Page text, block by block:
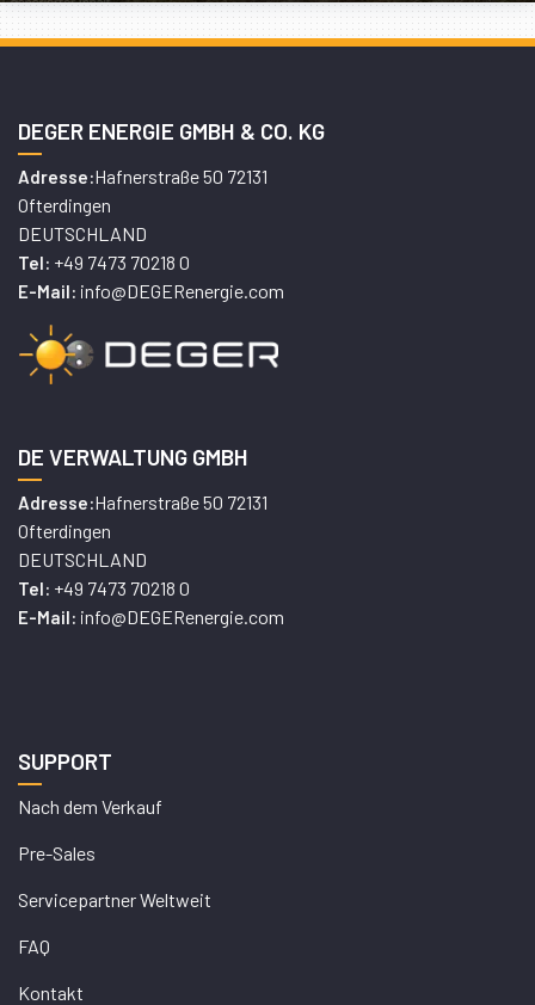
DEGER ENERGIE GMBH & CO. KG
Adresse:Hafnerstraße 50 72131
Ofterdingen
DEUTSCHLAND
Tel: +49 7473 70218 0
E-Mail: info@DEGERenergie.com
DE VERWALTUNG GMBH
Adresse:Hafnerstraße 50 72131
Ofterdingen
DEUTSCHLAND
Tel: +49 7473 70218 0
E-Mail: info@DEGERenergie.com
SUPPORT
Nach dem Verkauf
Pre-Sales
Servicepartner Weltweit
FAQ
Kontakt